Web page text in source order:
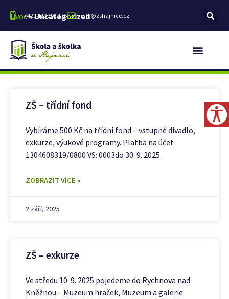
+420 499 393 175 info@zshajnice.cz
Úvod»Uncategorized
Vyhledávání:
ZŠ – třídní fond
Vybíráme 500 Kč na třídní fond – vstupné divadlo,
exkurze, výukové programy. Platba na účet
1304608319/0800 VS: 0003do 30. 9. 2025.
ZOBRAZIT VÍCE »
2 září, 2025
ZŠ – exkurze
Ve středu 10. 9. 2025 pojedeme do Rychnova nad
Kněžnou – Muzeum hraček, Muzeum a galerie